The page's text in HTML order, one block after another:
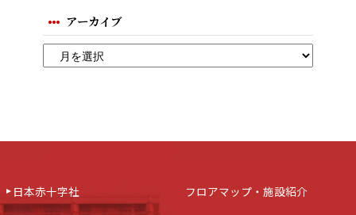
アーカイブ
日本赤十字社 フロアマップ・施設紹介